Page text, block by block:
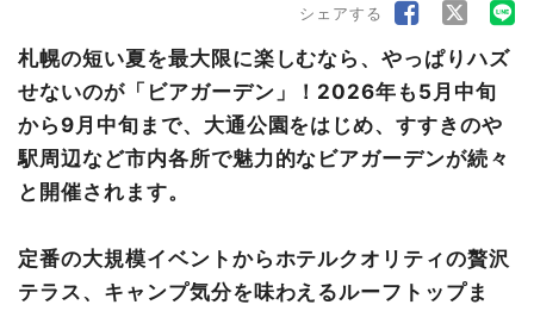
シェアする
札幌の短い夏を最大限に楽しむなら、やっぱりハズ
せないのが「ビアガーデン」！2026年も5月中旬
から9月中旬まで、大通公園をはじめ、すすきのや
駅周辺など市内各所で魅力的なビアガーデンが続々
と開催されます。
定番の大規模イベントからホテルクオリティの贅沢
テラス、キャンプ気分を味わえるルーフトップま